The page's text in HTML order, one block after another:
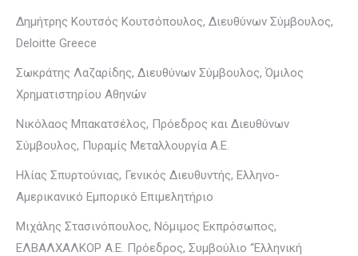
Δημήτρης Κουτσός Κουτσόπουλος, Διευθύνων Σύμβουλος,
Deloitte Greece
Σωκράτης Λαζαρίδης, Διευθύνων Σύμβουλος, Όμιλος
Χρηματιστηρίου Αθηνών
Νικόλαος Μπακατσέλος, Πρόεδρος και Διευθύνων
Σύμβουλος, Πυραμίς Μεταλλουργία Α.Ε.
Ηλίας Σπυρτούνιας, Γενικός Διευθυντής, Ελληνο-
Αμερικανικό Εμπορικό Επιμελητήριο
Μιχάλης Στασινόπουλος, Νόμιμος Εκπρόσωπος,
EΛΒΑΛΧΑΛΚΟΡ Α.Ε. Πρόεδρος, Συμβούλιο “Ελληνική